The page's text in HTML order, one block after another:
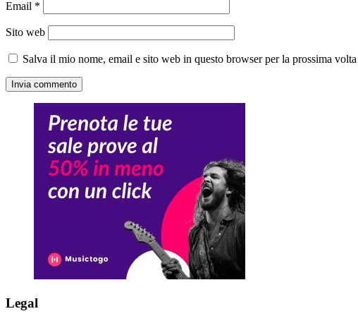
Email *
Sito web
Salva il mio nome, email e sito web in questo browser per la prossima
Legal